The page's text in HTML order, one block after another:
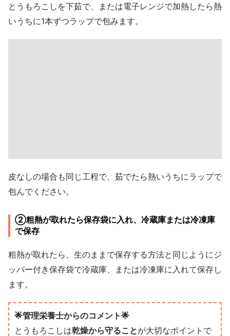
とうもろこしを下茹で、または電子レンジで加熱したら熱
いうちに1本ずつラップで包みます。
皮なしの場合も同じ工程で、茹でたら熱いうちにラップで
包んでください。
②粗熱が取れたら保存袋に入れ、冷蔵庫または冷凍庫
で保存
粗熱が取れたら、生のままで保存する方法と同じようにジ
ッパー付き保存袋で冷蔵庫、または冷凍庫に入れて保存し
ます。
🌟管理栄養士からのコメント🌟
とうもろこしは乾燥から守ることが大切なポイントで